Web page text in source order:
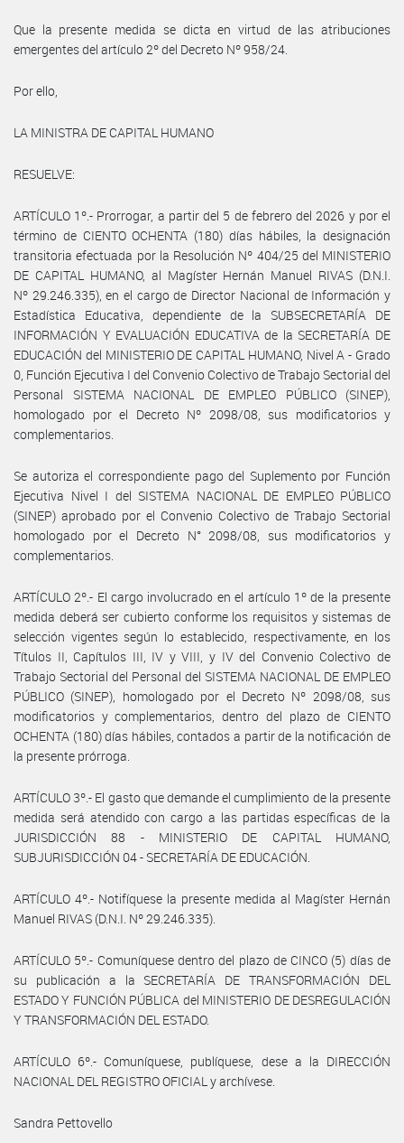
Que la presente medida se dicta en virtud de las atribuciones
emergentes del artículo 2º del Decreto Nº 958/24.
Por ello,
LA MINISTRA DE CAPITAL HUMANO
RESUELVE:
ARTÍCULO 1º.- Prorrogar, a partir del 5 de febrero del 2026 y por el
término de CIENTO OCHENTA (180) días hábiles, la designación
transitoria efectuada por la Resolución Nº 404/25 del MINISTERIO
DE CAPITAL HUMANO, al Magíster Hernán Manuel RIVAS (D.N.I.
Nº 29.246.335), en el cargo de Director Nacional de Información y
Estadística Educativa, dependiente de la SUBSECRETARÍA DE
INFORMACIÓN Y EVALUACIÓN EDUCATIVA de la SECRETARÍA DE
EDUCACIÓN del MINISTERIO DE CAPITAL HUMANO, Nivel A - Grado
0, Función Ejecutiva I del Convenio Colectivo de Trabajo Sectorial del
Personal SISTEMA NACIONAL DE EMPLEO PÚBLICO (SINEP),
homologado por el Decreto Nº 2098/08, sus modificatorios y
complementarios.
Se autoriza el correspondiente pago del Suplemento por Función
Ejecutiva Nivel I del SISTEMA NACIONAL DE EMPLEO PÚBLICO
(SINEP) aprobado por el Convenio Colectivo de Trabajo Sectorial
homologado por el Decreto N° 2098/08, sus modificatorios y
complementarios.
ARTÍCULO 2º.- El cargo involucrado en el artículo 1º de la presente
medida deberá ser cubierto conforme los requisitos y sistemas de
selección vigentes según lo establecido, respectivamente, en los
Títulos II, Capítulos III, IV y VIII, y IV del Convenio Colectivo de
Trabajo Sectorial del Personal del SISTEMA NACIONAL DE EMPLEO
PÚBLICO (SINEP), homologado por el Decreto Nº 2098/08, sus
modificatorios y complementarios, dentro del plazo de CIENTO
OCHENTA (180) días hábiles, contados a partir de la notificación de
la presente prórroga.
ARTÍCULO 3º.- El gasto que demande el cumplimiento de la presente
medida será atendido con cargo a las partidas específicas de la
JURISDICCIÓN 88 - MINISTERIO DE CAPITAL HUMANO,
SUBJURISDICCIÓN 04 - SECRETARÍA DE EDUCACIÓN.
ARTÍCULO 4º.- Notifíquese la presente medida al Magíster Hernán
Manuel RIVAS (D.N.I. Nº 29.246.335).
ARTÍCULO 5º.- Comuníquese dentro del plazo de CINCO (5) días de
su publicación a la SECRETARÍA DE TRANSFORMACIÓN DEL
ESTADO Y FUNCIÓN PÚBLICA del MINISTERIO DE DESREGULACIÓN
Y TRANSFORMACIÓN DEL ESTADO.
ARTÍCULO 6º.- Comuníquese, publíquese, dese a la DIRECCIÓN
NACIONAL DEL REGISTRO OFICIAL y archívese.
Sandra Pettovello